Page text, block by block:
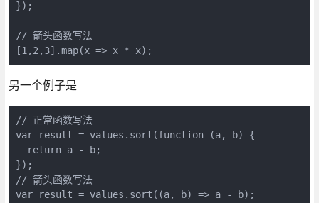
});
// 箭头函数写法
[1,2,3].map(x => x * x);
另一个例子是
// 正常函数写法
var result = values.sort(function (a, b) {
  return a - b;
});
// 箭头函数写法
var result = values.sort((a, b) => a - b);